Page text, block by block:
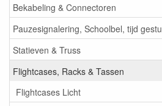
Bekabeling & Connectoren
Pauzesignalering, Schoolbel, tijd
Statieven & Truss
Flightcases, Racks & Tassen
Flightcases Licht